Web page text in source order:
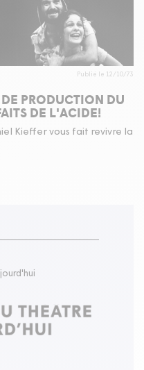
Publié le 12/10/73
PRODUCTION DU
DE L'ACIDE!
Kieffer vous fait revivre la